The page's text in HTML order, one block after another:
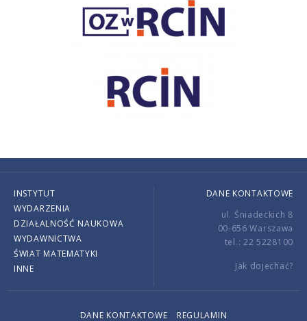
INSTYTUT
WYDARZENIA
DZIAŁALNOŚĆ NAUKOWA
WYDAWNICTWA
ŚWIAT MATEMATYKI
INNE
DANE KONTAKTOWE
ul. Śniadeckich 8
00-656 Warszawa
tel.: 22 5228100
Jak dojechać?
DANE KONTAKTOWE REGULAMIN